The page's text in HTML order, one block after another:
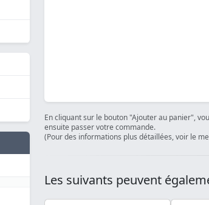
En cliquant sur le bouton "Ajouter au panier",
ensuite passer votre commande.
(Pour des informations plus détaillées, voir le
Les suivants peuvent